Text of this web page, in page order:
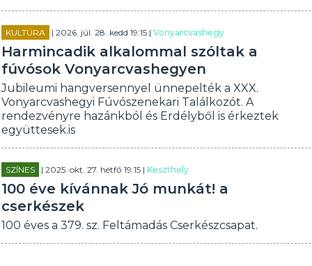
KULTÚRA | 2026. júl. 28. kedd 19:15 |Vonyarcvashegy
Harmincadik alkalommal szóltak a
fúvósok Vonyarcvashegyen
Jubileumi hangversennyel ünnepelték a XXX.
Vonyarcvashegyi Fúvószenekari Találkozót. A
rendezvényre hazánkból és Erdélyből is érkeztek
együttesek.is
SZÍNES | 2025. okt. 27. hétfő 19:15 |Keszthely
100 éve kívánnak Jó munkát! a
cserkészek
100 éves a 379. sz. Feltámadás Cserkészcsapat.